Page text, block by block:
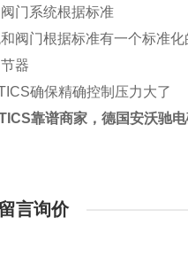
门系统根据标准
阀门根据标准有一个标准
器
确保精确控制压力大了
靠谱商家，德国安沃驰电
言询价